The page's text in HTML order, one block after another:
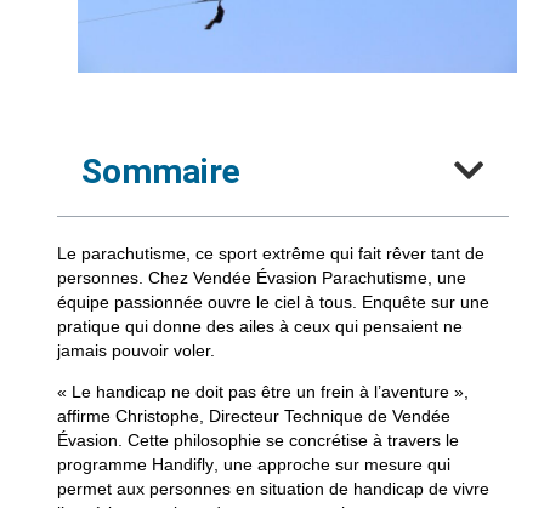
Sommaire
Le parachutisme, ce sport extrême qui fait rêver tant de
personnes. Chez Vendée Évasion Parachutisme, une
équipe passionnée ouvre le ciel à tous. Enquête sur une
pratique qui donne des ailes à ceux qui pensaient ne
jamais pouvoir voler.
« Le handicap ne doit pas être un frein à l’aventure »,
affirme Christophe, Directeur Technique de Vendée
Évasion. Cette philosophie se concrétise à travers le
programme Handifly, une approche sur mesure qui
permet aux personnes en situation de handicap de vivre